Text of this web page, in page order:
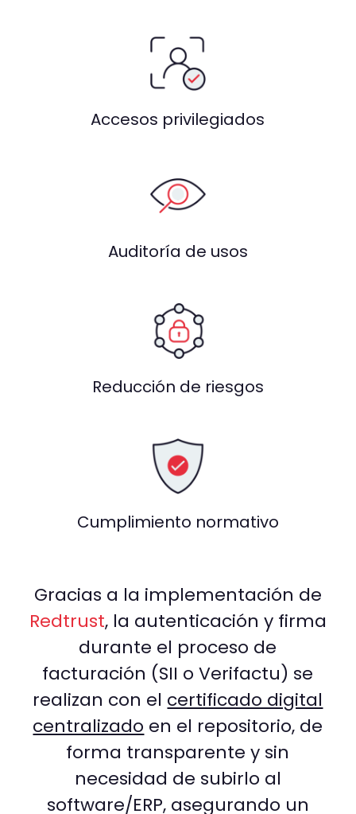
Accesos privilegiados
Auditoría de usos
Reducción de riesgos
Cumplimiento normativo
Gracias a la implementación de
Redtrust, la autenticación y firma
durante el proceso de
facturación (SII o Verifactu) se
realizan con el certificado digital
centralizado en el repositorio, de
forma transparente y sin
necesidad de subirlo al
software/ERP, asegurando un